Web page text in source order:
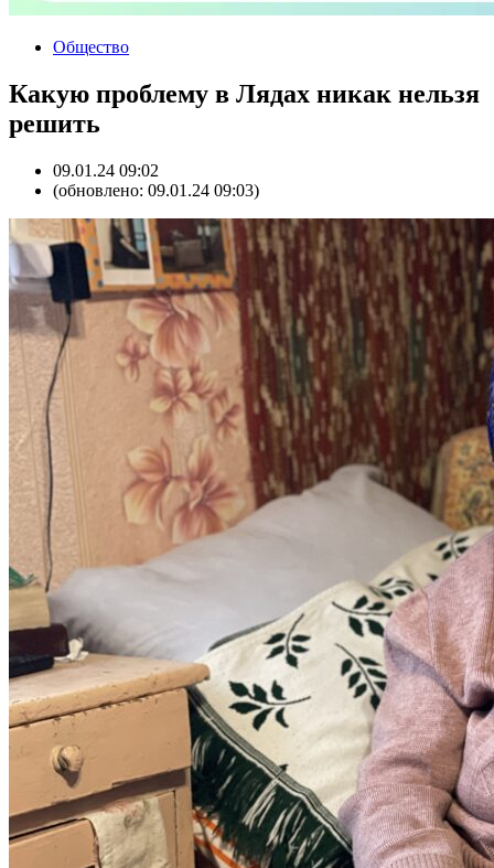
Общество
Какую проблему в Лядах никак нельзя
решить
09.01.24 09:02
(обновлено: 09.01.24 09:03)